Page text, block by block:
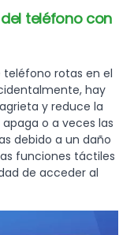
del teléfono con
teléfono rotas en el
hay
y reduce la
o a veces las
debido a un daño
funciones táctiles
de acceder al